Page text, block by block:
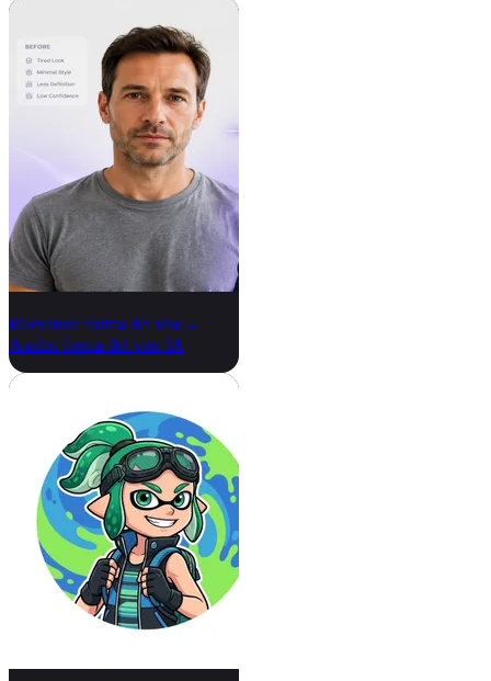
Rilevatore forma del viso –
Analisi forma del viso IA